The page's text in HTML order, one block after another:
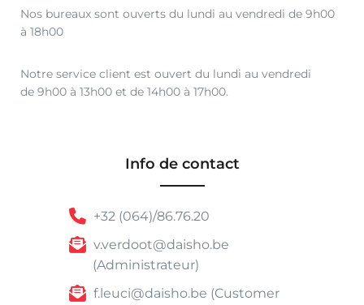
0
.
Nos bureaux sont ouverts du lundi au vendredi de 9h00
à 18h00
Notre service client est ouvert du lundi au vendredi
de 9h00 à 13h00 et de 14h00 à 17h00.
Info de contact
+32 (064)/86.76.20
v.verdoot@daisho.be
(Administrateur)
f.leuci@daisho.be (Customer